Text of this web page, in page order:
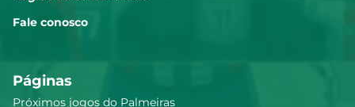
Fale conosco
Páginas
Próximos jogos do Palmeiras